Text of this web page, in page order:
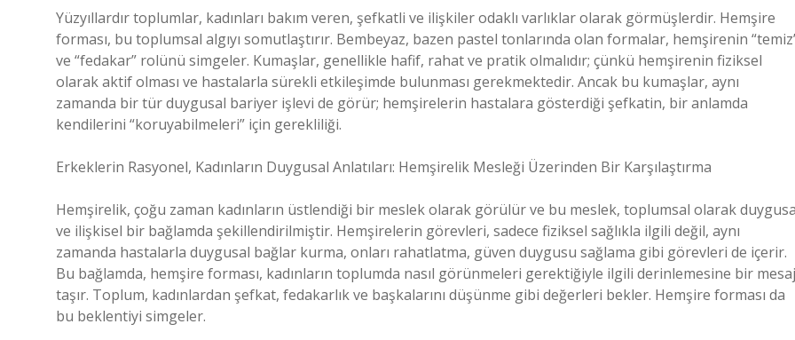
Yüzyıllardır toplumlar, kadınları bakım veren, şefkatli ve ilişkiler odaklı varlıklar olarak görmüşlerdir. Hemşire
forması, bu toplumsal algıyı somutlaştırır. Bembeyaz, bazen pastel tonlarında olan formalar, hemşirenin
ve “fedakar” rolünü simgeler. Kumaşlar, genellikle hafif, rahat ve pratik olmalıdır; çünkü hemşirenin fiziksel
olarak aktif olması ve hastalarla sürekli etkileşimde bulunması gerekmektedir. Ancak bu kumaşlar, aynı
zamanda bir tür duygusal bariyer işlevi de görür; hemşirelerin hastalara gösterdiği şefkatin, bir anlamda
kendilerini “koruyabilmeleri” için gerekliliği.
Erkeklerin Rasyonel, Kadınların Duygusal Anlatıları: Hemşirelik Mesleği Üzerinden Bir Karşılaştırma
Hemşirelik, çoğu zaman kadınların üstlendiği bir meslek olarak görülür ve bu meslek, toplumsal olarak
ve ilişkisel bir bağlamda şekillendirilmiştir. Hemşirelerin görevleri, sadece fiziksel sağlıkla ilgili değil, aynı
zamanda hastalarla duygusal bağlar kurma, onları rahatlatma, güven duygusu sağlama gibi görevleri de içerir.
Bu bağlamda, hemşire forması, kadınların toplumda nasıl görünmeleri gerektiğiyle ilgili derinlemesine bir mesaj
taşır. Toplum, kadınlardan şefkat, fedakarlık ve başkalarını düşünme gibi değerleri bekler. Hemşire forması da
bu beklentiyi simgeler.